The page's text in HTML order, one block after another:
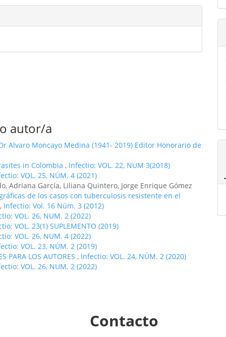
autor/a
Alvaro Moncayo Medina (1941- 2019) Editor Honorario de
in Colombia , Infectio: VOL. 22, NUM 3(2018)
VOL. 25, NÚM. 4 (2021)
Adriana García, Liliana Quintero, Jorge Enrique Gómez
de los casos con tuberculosis resistente en el
, Infectio: Vol. 16 Núm. 3 (2012)
VOL. 26, NUM. 2 (2022)
VOL. 23(1) SUPLEMENTO (2019)
VOL. 26, NUM. 4 (2022)
VOL. 23, NÚM. 2 (2019)
PARA LOS AUTORES , Infectio: VOL. 24, NÚM. 2 (2020)
VOL. 26, NUM. 2 (2022)
Contacto